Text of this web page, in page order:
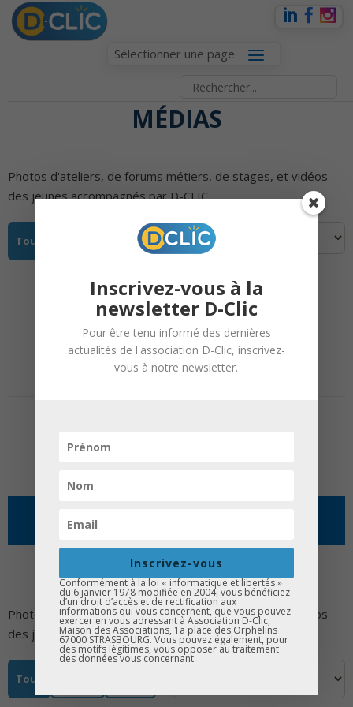
Sélectionner une page
MÉDIAS
Photos d'ateliers, de forums métiers, de stages, et vidéos
des jeunes accompagnés par D-CLIC.
Tous Vidéos
Aucun média pour le moment.
© 2026 Association D-Clic |
Inscrivez-vous à la
newsletter D-Clic
Pour être tenu informé des dernières
actualités de l'association D-Clic, inscrivez-
vous à notre newsletter.
Inscrivez-vous
Conformément à la loi « informatique et libertés »
du 6 janvier 1978 modifiée en 2004, vous bénéficiez
d’un droit d’accès et de rectification aux
informations qui vous concernent, que vous pouvez
exercer en vous adressant à Association D-Clic,
Maison des Associations, 1a place des Orphelins
67000 STRASBOURG. Vous pouvez également, pour
des motifs légitimes, vous opposer au traitement
des données vous concernant.
MÉDIAS
Photos d'ateliers, de forums métiers, de stages, et vidéos
des jeunes accompagnés par D-CLIC.
Tous